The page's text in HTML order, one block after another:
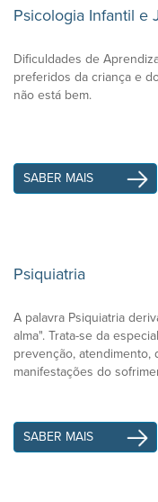
Psicologia Infantil e
Dificuldades de
preferidos da criança e
não está bem.
SABER MAIS
Psiquiatria
A palavra Psiquiatria
alma". Trata-se da
prevenção, atendimento,
manifestações do
SABER MAIS